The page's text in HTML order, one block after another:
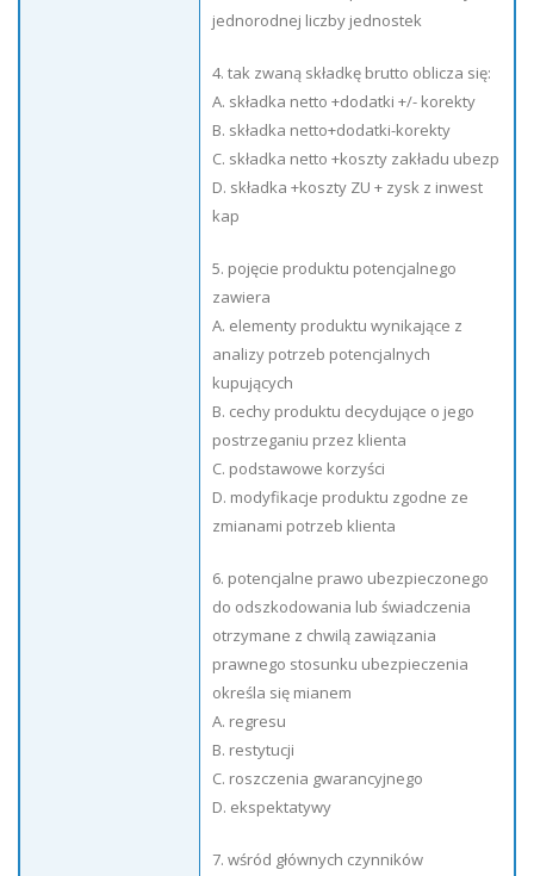
jednorodnej liczby jednostek
4. tak zwaną składkę brutto oblicza się:
A. składka netto +dodatki +/- korekty
B. składka netto+dodatki-korekty
C. składka netto +koszty zakładu ubezp
D. składka +koszty ZU + zysk z inwest
kap
5. pojęcie produktu potencjalnego
zawiera
A. elementy produktu wynikające z
analizy potrzeb potencjalnych
kupujących
B. cechy produktu decydujące o jego
postrzeganiu przez klienta
C. podstawowe korzyści
D. modyfikacje produktu zgodne ze
zmianami potrzeb klienta
6. potencjalne prawo ubezpieczonego
do odszkodowania lub świadczenia
otrzymane z chwilą zawiązania
prawnego stosunku ubezpieczenia
określa się mianem
A. regresu
B. restytucji
C. roszczenia gwarancyjnego
D. ekspektatywy
7. wśród głównych czynników